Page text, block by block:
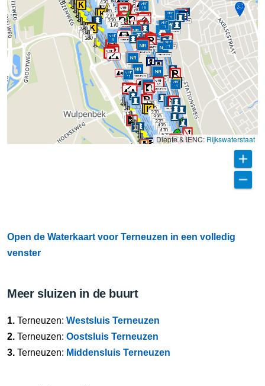
270
220
170
420
370
320
270
220
170
170
220
170
220
270
320
370
420
470
520
Diepte & IENC: Rijkswaterstaat
Open de Waterkaart voor Terneuzen in een volledig
venster
Meer sluizen in de buurt
1. Terneuzen: Westsluis Terneuzen
2. Terneuzen: Oostsluis Terneuzen
3. Terneuzen: Middensluis Terneuzen